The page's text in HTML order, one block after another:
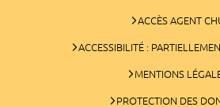
ACCÈS AGENT
ACCESSIBILITÉ :
MENTIONS
PROTECTION DES